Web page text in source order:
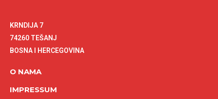
KRNDIJA 7
74260 TEŠANJ
BOSNA I HERCEGOVINA
O NAMA
IMPRESSUM